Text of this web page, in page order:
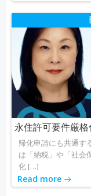
永住許可要件厳
帰化申請にも共通す
は「納税」や「社会
化 […]
Read more